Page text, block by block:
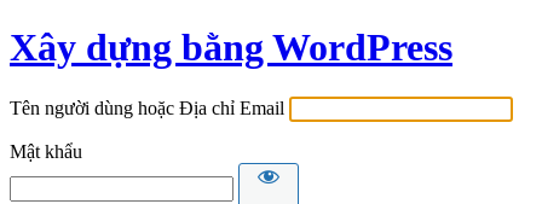
Xây dựng bằng WordPress
Tên người dùng hoặc Địa chỉ Email
Mật khẩu